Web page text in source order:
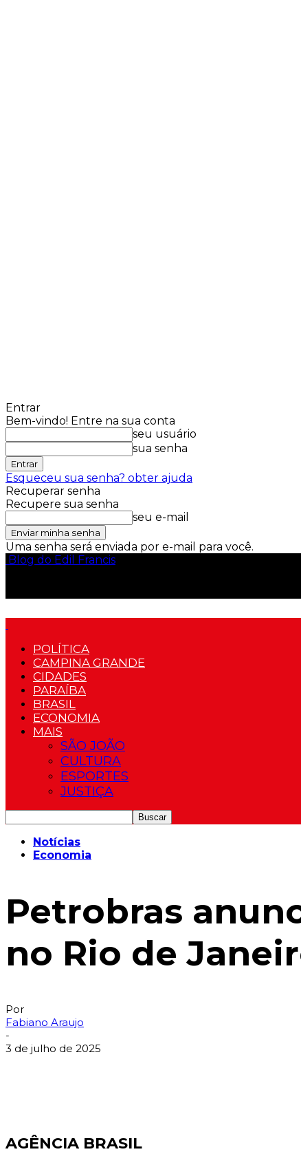
Entrar
Bem-vindo! Entre na sua conta
seu usuário
sua senha
Esqueceu sua senha? obter ajuda
Recuperar senha
Recupere sua senha
seu e-mail
Uma senha será enviada por e-mail para você.
Blog do Edil Francis
POLÍTICA
CAMPINA GRANDE
CIDADES
PARAÍBA
BRASIL
ECONOMIA
MAIS
SÃO JOÃO
CULTURA
ESPORTES
JUSTIÇA
Notícias
Economia
Petrobras
no Rio de
Por
Fabiano Araujo
-
3 de julho de 2025
AGÊNCIA BRASIL